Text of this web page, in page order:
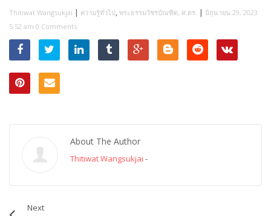
Thitiwat Wangsukjai | ความรู้ทั่วไป, พระธรรมวัชรบัณฑิต, ศ.ดร. | มิถุนายน 29, 2023
5:52 am 0 Comments
About The Author
Thitiwat Wangsukjai -
Next